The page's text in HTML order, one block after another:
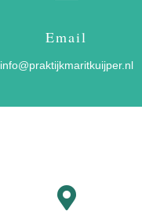
Email
info@praktijkmaritkuijper.nl
